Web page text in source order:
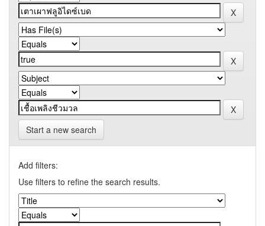
Start a new search
Add filters:
Use filters to refine the search results.